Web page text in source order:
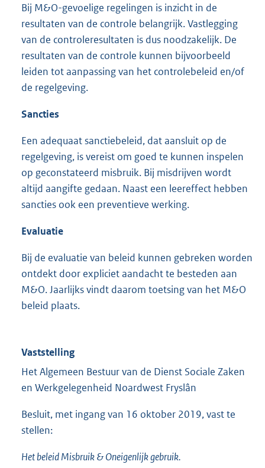
Bij M&O-gevoelige regelingen is inzicht in de
resultaten van de controle belangrijk. Vastlegging
van de controleresultaten is dus noodzakelijk. De
resultaten van de controle kunnen bijvoorbeeld
leiden tot aanpassing van het controlebeleid en/of
de regelgeving.
Sancties
Een adequaat sanctiebeleid, dat aansluit op de
regelgeving, is vereist om goed te kunnen inspelen
op geconstateerd misbruik. Bij misdrijven wordt
altijd aangifte gedaan. Naast een leereffect hebben
sancties ook een preventieve werking.
Evaluatie
Bij de evaluatie van beleid kunnen gebreken worden
ontdekt door expliciet aandacht te besteden aan
M&O. Jaarlijks vindt daarom toetsing van het M&O
beleid plaats.
Vaststelling
Het Algemeen Bestuur van de Dienst Sociale Zaken
en Werkgelegenheid Noardwest Fryslân
Besluit, met ingang van 16 oktober 2019, vast te
stellen:
Het beleid Misbruik & Oneigenlijk gebruik.